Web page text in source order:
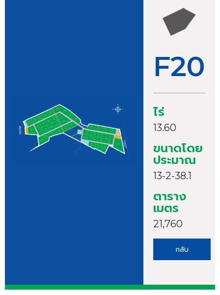
F20
ไร่
13.60
ขนาดโดย
ประมาณ
13-2-38.1
ตาราง
เมตร
21,760
กลับ